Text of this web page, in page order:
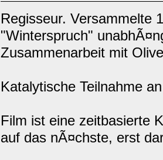
Regisseur. Versammelte
"Winterspruch"
Zusammenarbeit mit
Katalytische Teilnahme
Film ist eine zeitbasierte
auf das nÃ¤chste, erst